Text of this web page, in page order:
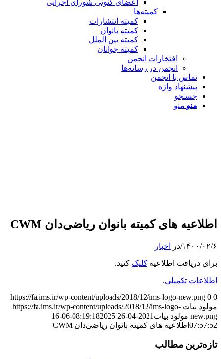
اعضای کنونی شورای اجرایی
کمیته‌ها
کمیته انتشارات
کمیته بانوان
کمیته بین الملل
کمیته جوانان
افتخارات انجمن
انجمن در رسانه‌ها
تماس با انجمن
پیشنهاد واژه
جستجو
منو منو
اطلاعیه های کمیته بانوان ریاضی‌دان CWM
۱۴۰۰/۰۲/۶/در اخبار
برای دریافت اطلاعیه کلیک کنید.
اطلاعات تکمیلی.
https://fa.ims.ir/wp-content/uploads/2018/12/ims-logo-new.png 0 0
مولود بیات https://fa.ims.ir/wp-content/uploads/2018/12/ims-logo-
new.png مولود بیات 2021-04-26 08:19:18
2025-06-16
07:57:52 اطلاعیه های کمیته بانوان ریاضی‌دان CWM
تازه‌ترین مطالب